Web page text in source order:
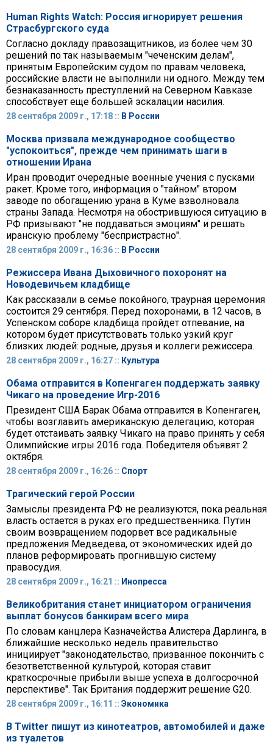
Human Rights Watch: Россия игнорирует решения
Страсбургского суда
Согласно докладу правозащитников, из более чем 30
решений по так называемым "чеченским делам",
принятым Европейским судом по правам человека,
российские власти не выполнили ни одного. Между тем
безнаказанность преступлений на Северном Кавказе
способствует еще большей эскалации насилия.
28 сентября 2009 г., 17:18 :: В России
Москва призвала международное сообщество
"успокоиться", прежде чем принимать шаги в
отношении Ирана
Иран проводит очередные военные учения с пусками
ракет. Кроме того, информация о "тайном" втором
заводе по обогащению урана в Куме взволновала
страны Запада. Несмотря на обострившуюся ситуацию в
РФ призывают "не поддаваться эмоциям" и решать
иранскую проблему "беспристрастно".
28 сентября 2009 г., 16:36 :: В России
Режиссера Ивана Дыховичного похоронят на
Новодевичьем кладбище
Как рассказали в семье покойного, траурная церемония
состоится 29 сентября. Перед похоронами, в 12 часов, в
Успенском соборе кладбища пройдет отпевание, на
котором будет присутствовать только узкий круг
близких людей: родные, друзья и коллеги режиссера.
28 сентября 2009 г., 16:27 :: Культура
Обама отправится в Копенгаген поддержать заявку
Чикаго на проведение Игр-2016
Президент США Барак Обама отправится в Копенгаген,
чтобы возглавить американскую делегацию, которая
будет отстаивать заявку Чикаго на право принять у себя
Олимпийские игры 2016 года. Победителя объявят 2
октября.
28 сентября 2009 г., 16:26 :: Спорт
Трагический герой России
Замыслы президента РФ не реализуются, пока реальная
власть остается в руках его предшественника. Путин
своим возвращением подорвет все радикальные
предложения Медведева, от экономических идей до
планов реформировать прогнившую систему
правосудия.
28 сентября 2009 г., 16:21 :: Инопресса
Великобритания станет инициатором ограничения
выплат бонусов банкирам всего мира
По словам канцлера Казначейства Алистера Дарлинга, в
ближайшие несколько недель правительство
инициирует "законодательство, призванное покончить с
безответственной культурой, которая ставит
краткосрочные прибыли выше успеха в долгосрочной
перспективе". Так Британия поддержит решение G20.
28 сентября 2009 г., 16:11 :: Экономика
В Twitter пишут из кинотеатров, автомобилей и даже
из туалетов